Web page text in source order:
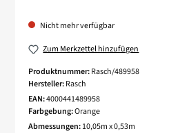
Nicht mehr verfügbar
Zum Merkzettel hinzufügen
Produktnummer:Rasch/489958
Hersteller:Rasch
EAN:4000441489958
Farbgebung:Orange
Abmessungen:10,05m x 0,53m